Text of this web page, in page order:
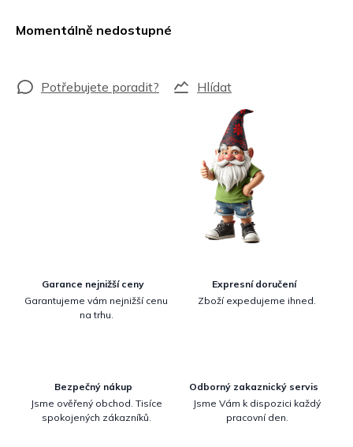
Momentálně nedostupné
Hlídat
Garance nejnižší ceny
Garantujeme vám nejnižší cenu
na trhu.
Expresní doručení
Zboží expedujeme ihned.
Bezpečný nákup
Jsme ověřený obchod. Tisíce
spokojených zákazníků.
Odborný zakaznický servis
Jsme Vám k dispozici každý
pracovní den.